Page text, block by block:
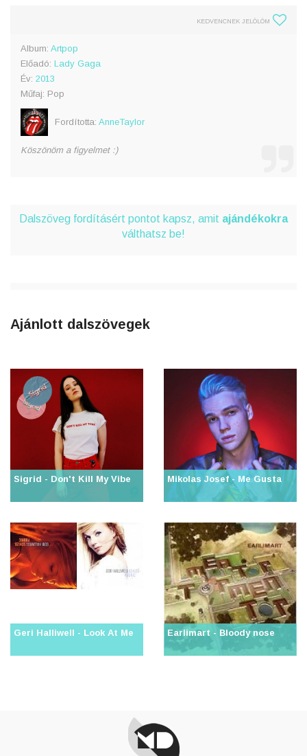
KEDVENCNEK JELÖLÖM
Album: Artpop
Előadó: Lady Gaga
Év: 2013
Műfaj: Pop
Fordította: AnneTaylor
Köszönöm a figyelmet :)
Dalszöveg fordításért pontot kapsz, amit ajándékokra
válthatsz be!
Ajánlott dalszövegek
Sigrid - Don't Kill My Vibe Mikolas Josef - Me Gusta
Geri Halliwell - Look At Me Earlimart - Bloody nose